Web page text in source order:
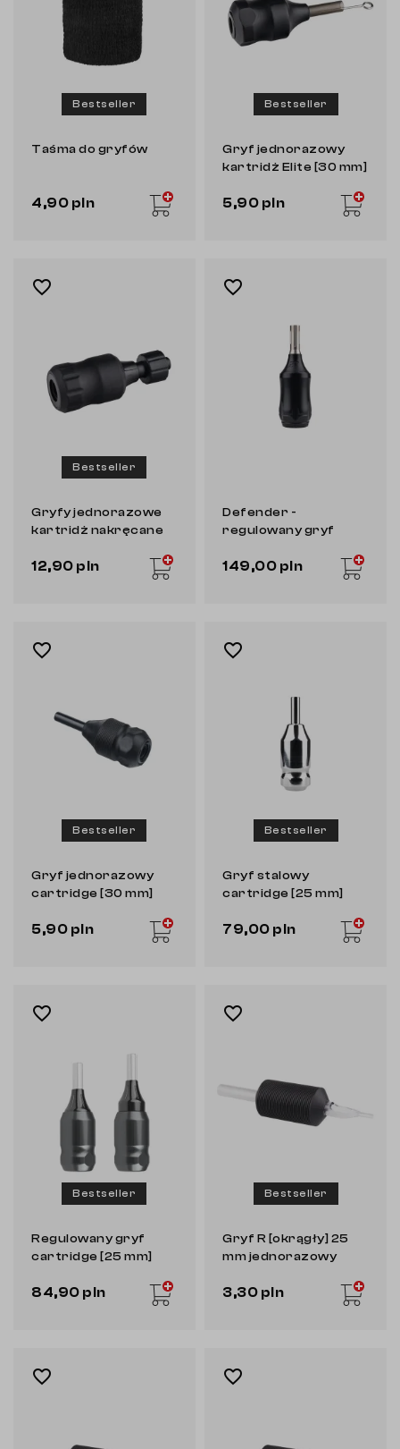
Bestseller
Taśma do gryfów
4,90 pln
Bestseller
Gryf jednorazowy
kartridż Elite [30 mm]
5,90 pln
Bestseller
favorite_border
Gryfy jednorazowe
kartridż nakręcane
12,90 pln
favorite_border
Defender -
regulowany gryf
149,00 pln
Bestseller
favorite_border
Gryf jednorazowy
cartridge [30 mm]
5,90 pln
Bestseller
favorite_border
Gryf stalowy
cartridge [25 mm]
79,00 pln
Bestseller
favorite_border
Regulowany gryf
cartridge [25 mm]
84,90 pln
Bestseller
favorite_border
Gryf R [okrągły] 25
mm jednorazowy
3,30 pln
favorite_border favorite_border